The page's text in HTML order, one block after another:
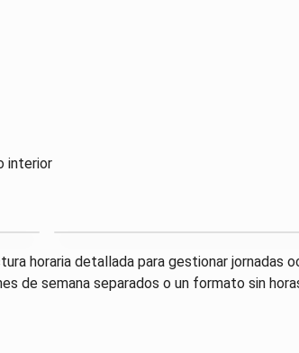
interior
horaria detallada para gestionar jornadas
de semana separados o un formato sin